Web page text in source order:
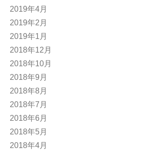
2019年4月
2019年2月
2019年1月
2018年12月
2018年10月
2018年9月
2018年8月
2018年7月
2018年6月
2018年5月
2018年4月